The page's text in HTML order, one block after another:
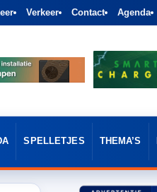
Verkeer Contact Agenda
SPELLETJES THEMA’S